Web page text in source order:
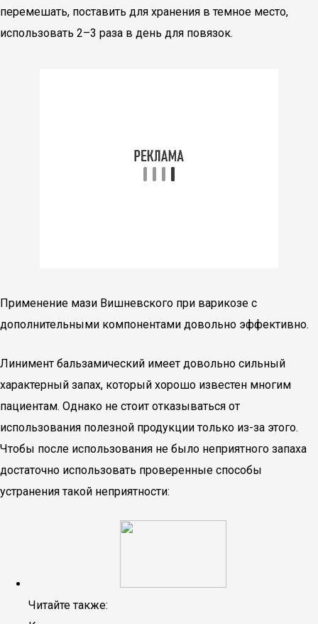
перемешать, поставить для хранения в темное место,
использовать 2–3 раза в день для повязок.
Применение мази Вишневского при варикозе с
дополнительными компонентами довольно эффективно.
Линимент бальзамический имеет довольно сильный
характерный запах, который хорошо известен многим
пациентам. Однако не стоит отказываться от
использования полезной продукции только из-за этого.
Чтобы после использования не было неприятного запаха
достаточно использовать проверенные способы
устранения такой неприятности:
Читайте также: